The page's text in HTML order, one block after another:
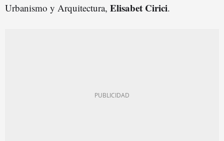
Urbanismo y Arquitectura, Elisabet Cirici.